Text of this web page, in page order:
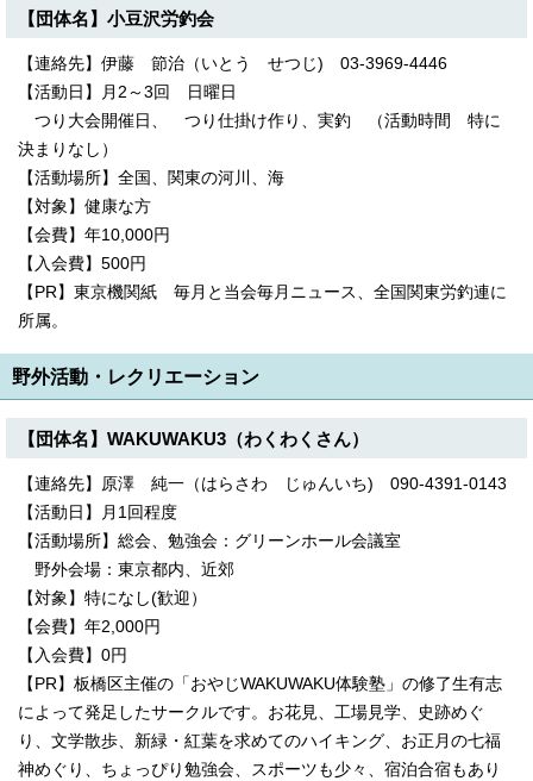
【団体名】小豆沢労釣会
【連絡先】伊藤 節治（いとう せつじ) 03-3969-4446
【活動日】月2～3回 日曜日
つり大会開催日、 つり仕掛け作り、実釣 （活動時間 特に
決まりなし）
【活動場所】全国、関東の河川、海
【対象】健康な方
【会費】年10,000円
【入会費】500円
【PR】東京機関紙 毎月と当会毎月ニュース、全国関東労釣連に
所属。
野外活動・レクリエーション
【団体名】WAKUWAKU3（わくわくさん）
【連絡先】原澤 純一（はらさわ じゅんいち) 090-4391-0143
【活動日】月1回程度
【活動場所】総会、勉強会：グリーンホール会議室
野外会場：東京都内、近郊
【対象】特になし(歓迎）
【会費】年2,000円
【入会費】0円
【PR】板橋区主催の「おやじWAKUWAKU体験塾」の修了生有志
によって発足したサークルです。お花見、工場見学、史跡めぐ
り、文学散歩、新緑・紅葉を求めてのハイキング、お正月の七福
神めぐり、ちょっぴり勉強会、スポーツも少々、宿泊合宿もあり